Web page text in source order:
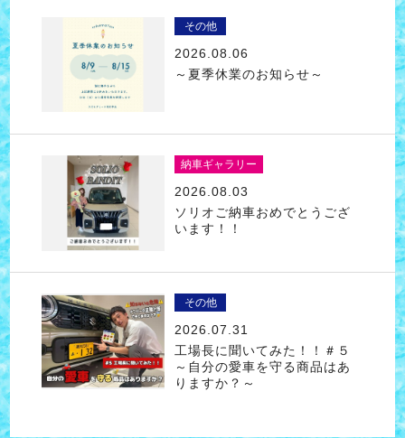
その他
2026.08.06
～夏季休業のお知らせ～
納車ギャラリー
2026.08.03
ソリオご納車おめでとうござ
います！！
その他
2026.07.31
工場長に聞いてみた！！＃５
～自分の愛車を守る商品はあ
りますか？～